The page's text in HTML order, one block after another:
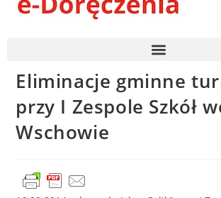
Eliminacje gminne
przy I Zespole Szkół
Wschowie